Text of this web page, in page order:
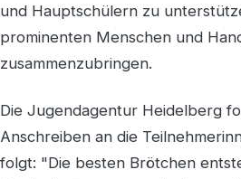
und Hauptschülern zu
prominenten Menschen und
zusammenzubringen.
Die Jugendagentur Heidelberg
Anschreiben an die
folgt: "Die besten Brötchen